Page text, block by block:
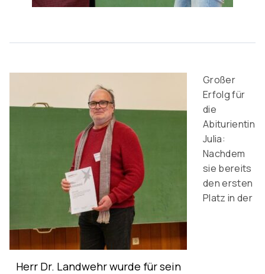
Herr Dr. Landwehr wurde für sein
Großer
Erfolg für
die
Abiturientin
Julia:
Nachdem
sie bereits
den ersten
Platz in der